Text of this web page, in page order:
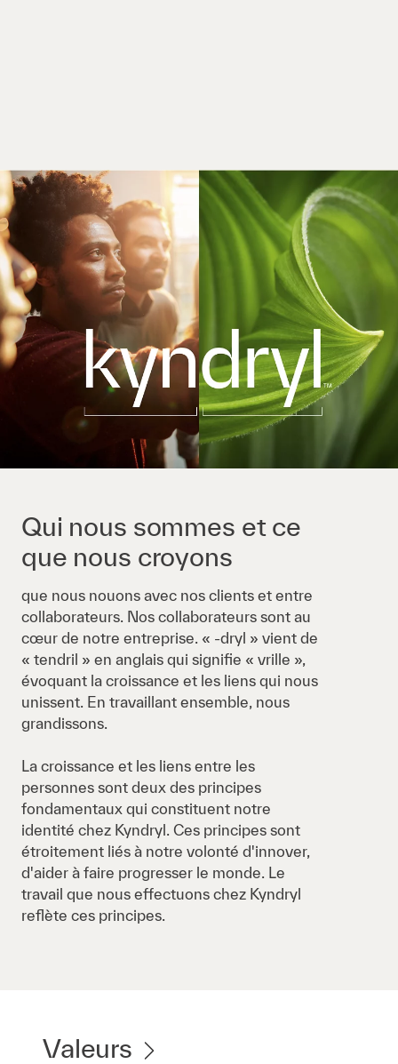
Qui nous sommes et ce
que nous croyons
que nous nouons avec nos clients et entre
collaborateurs. Nos collaborateurs sont au
cœur de notre entreprise. « -dryl » vient de
« tendril » en anglais qui signifie « vrille »,
évoquant la croissance et les liens qui nous
unissent. En travaillant ensemble, nous
grandissons.
La croissance et les liens entre les
personnes sont deux des principes
fondamentaux qui constituent notre
identité chez Kyndryl. Ces principes sont
étroitement liés à notre volonté d'innover,
d'aider à faire progresser le monde. Le
travail que nous effectuons chez Kyndryl
reflète ces principes.
Valeurs